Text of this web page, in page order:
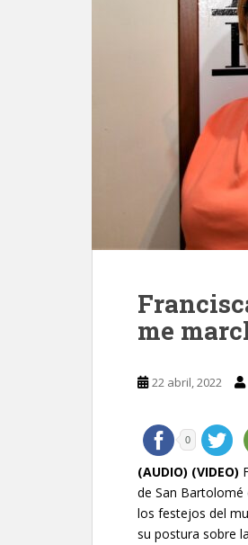
me
22 abril, 2022
0
(AUDIO) (VIDEO)
de San Bartolomé
los festejos del
su postura sobre